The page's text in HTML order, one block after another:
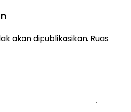
akan dipublikasikan. Ruas